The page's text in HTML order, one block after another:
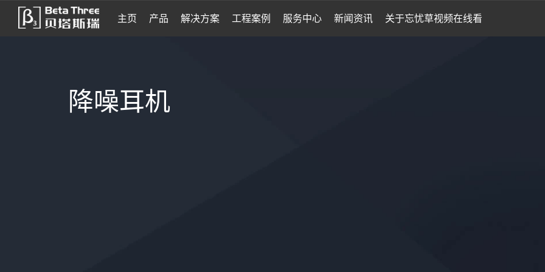
主页 产品 解决方案 工程案例 服务中心 新闻资讯 关于忘忧草视频在线看
降噪耳机